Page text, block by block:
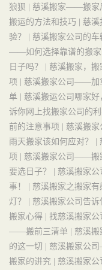
狼狈 | 慈溪搬家——搬家
搬运的方法和技巧 | 慈溪
验？ | 慈溪搬家公司的车
——如何选择靠谱的搬家
日子吗？ | 慈溪搬家，搬
项 | 慈溪搬家公司——加
单 | 慈溪搬运公司哪家好
诉你网上找搬家公司的
前的注意事项 | 慈溪搬家
雨天搬家该如何应对？ |
项 | 慈溪搬家公司——搬
要选日子？ | 慈溪搬家
事！ | 慈溪搬家之搬家有
灯？ | 慈溪搬家公司告诉
搬家心得 | 找慈溪搬家公
——搬前三清单 | 慈溪
的这一切 | 慈溪搬家公
搬家的讲究 | 慈溪搬家